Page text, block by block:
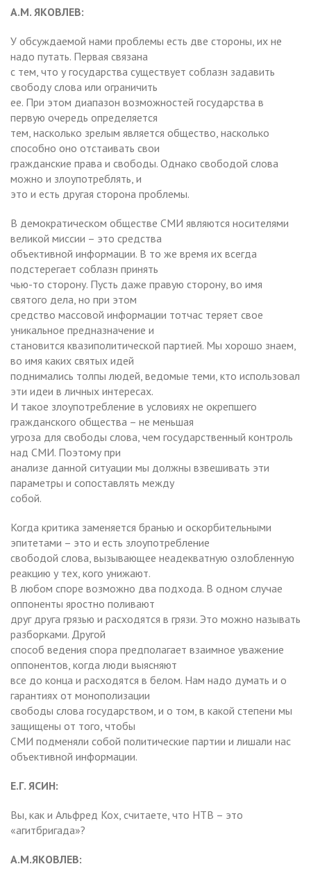
А.М. ЯКОВЛЕВ:
У обсуждаемой нами проблемы есть две стороны, их не
надо путать. Первая связана
с тем, что у государства существует соблазн задавить
свободу слова или ограничить
ее. При этом диапазон возможностей государства в
первую очередь определяется
тем, насколько зрелым является общество, насколько
способно оно отстаивать свои
гражданские права и свободы. Однако свободой слова
можно и злоупотреблять, и
это и есть другая сторона проблемы.
В демократическом обществе СМИ являются носителями
великой миссии – это средства
объективной информации. В то же время их всегда
подстерегает соблазн принять
чью-то сторону. Пусть даже правую сторону, во имя
святого дела, но при этом
средство массовой информации тотчас теряет свое
уникальное предназначение и
становится квазиполитической партией. Мы хорошо знаем,
во имя каких святых идей
поднимались толпы людей, ведомые теми, кто использовал
эти идеи в личных интересах.
И такое злоупотребление в условиях не окрепшего
гражданского общества – не меньшая
угроза для свободы слова, чем государственный контроль
над СМИ. Поэтому при
анализе данной ситуации мы должны взвешивать эти
параметры и сопоставлять между
собой.
Когда критика заменяется бранью и оскорбительными
эпитетами – это и есть злоупотребление
свободой слова, вызывающее неадекватную озлобленную
реакцию у тех, кого унижают.
В любом споре возможно два подхода. В одном случае
оппоненты яростно поливают
друг друга грязью и расходятся в грязи. Это можно называть
разборками. Другой
способ ведения спора предполагает взаимное уважение
оппонентов, когда люди выясняют
все до конца и расходятся в белом. Нам надо думать и о
гарантиях от монополизации
свободы слова государством, и о том, в какой степени мы
защищены от того, чтобы
СМИ подменяли собой политические партии и лишали нас
объективной информации.
Е.Г. ЯСИН:
Вы, как и Альфред Кох, считаете, что НТВ – это
«агитбригада»?
А.М.ЯКОВЛЕВ: